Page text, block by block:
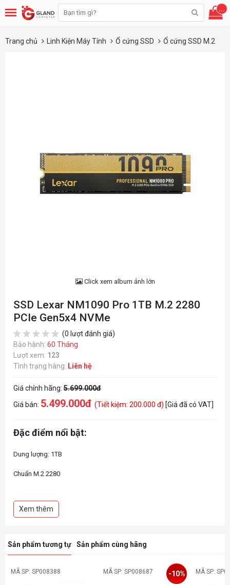
...
Trang chủ Linh Kiện Máy Tính Ổ cứng SSD Ổ cứng SSD M.2
Click xem album ảnh lớn
SSD Lexar NM1090 Pro 1TB M.2 2280
PCIe Gen5x4 NVMe
(0 lượt đánh giá)
Bảo hành: 60 Tháng
Lượt xem: 123
Tình trạng hàng: Liên hệ
Giá chính hãng: 5.699.000đ
Giá bán: 5.499.000đ (Tiết kiệm: 200.000 đ) [Giá đã có VAT]
Đặc điểm nổi bật:
Dung lượng: 1TB
Chuẩn M.2 2280
Đọc ngẫu nhiên: 1650K IOPs, ghi: 1800K IOPs
Xem thêm
Sản phẩm tương tự Sản phẩm cùng hãng
MÃ SP: SP008388 MÃ SP: SP008687 -10% MÃ SP: